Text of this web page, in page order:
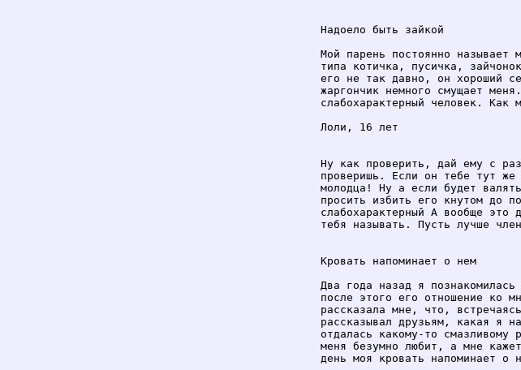
Надоело быть зайкой
Мой парень постоянно называет
типа котичка, пусичка,
его не так давно, он хороший
жаргончик немного смущает
слабохарактерный человек. Как
Лоли, 16 лет
Ну как проверить, дай ему с
проверишь. Если он тебе тут же
молодца! Ну а если будет
просить избить его кнутом до
слабохарактерный А вообще это
тебя называть. Пусть лучше
Кровать напоминает о нем
Два года назад я
после этого его отношение ко
рассказала мне, что,
рассказывал друзьям, какая я
отдалась какому-то
меня безумно любит, а мне
день моя кровать напоминает о